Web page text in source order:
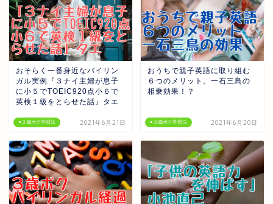
●３歳ボク学習法
おそらく一番身近なバイリン
ガル実例『３ナイ主婦が息子
に小５でTOEIC920点小６で
英検１級をとらせた話』タエ
2021年6月21日 ●３歳ボク学習法
おうちで親子英語に取り組む
６つのメリット。一石三鳥の
相乗効果！？
2021年6月20日